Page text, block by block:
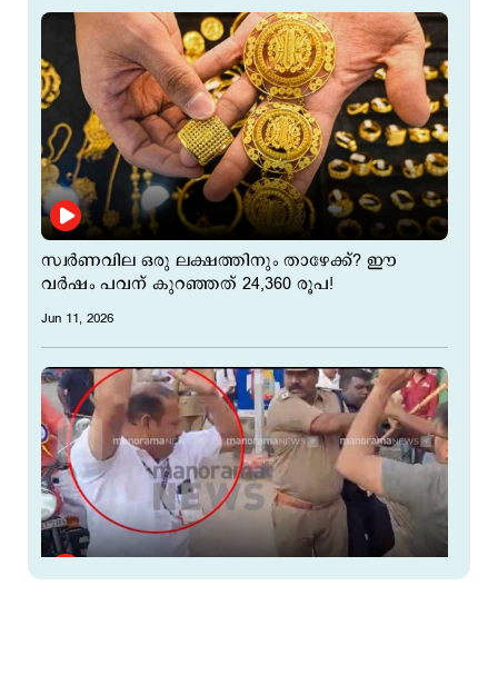
സ്വര്‍ണവില ഒരു ലക്ഷത്തിനും താഴേക്ക്? ഈ
വര്‍ഷം പവന് കുറഞ്ഞത് 24,360 രൂപ!
Jun 11, 2026